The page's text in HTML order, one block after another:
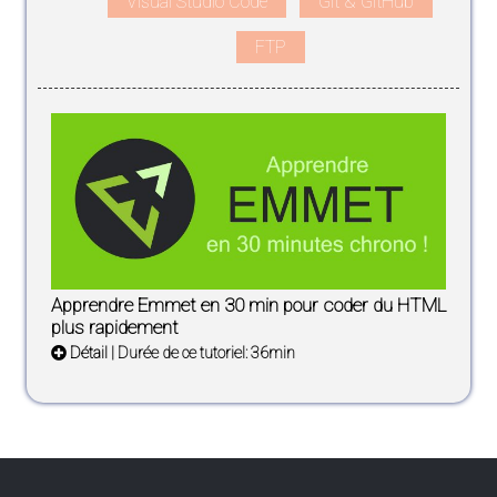
FTP
Apprendre Emmet en 30 min pour coder du HTML
plus rapidement
Détail| Durée de ce tutoriel: 36min